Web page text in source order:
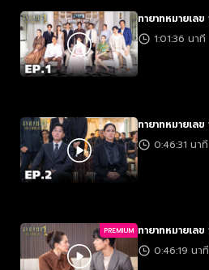
ทายาทหมายเลข
1:01:36 นาที
ทายาทหมายเลข
0:46:31 นาที
PREMIUM ทายาทหมายเลข
0:46:19 นาที